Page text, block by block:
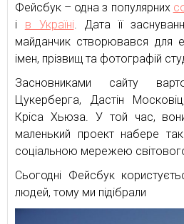
Фейсбук – одна з популярних
і в Україні. Дата її
майданчик створювався для
імен, прізвищ та фотографій
Засновниками сайту
Цукерберга, Дастін
Кріса Хьюза. У той час,
маленький проект набере
соціальною мережею
Сьогодні Фейсбук
людей, тому ми підібрали